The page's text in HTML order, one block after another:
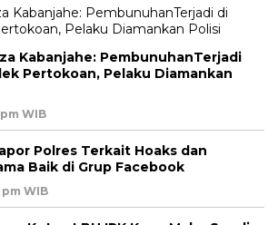
Kabanjahe: PembunuhanTerjadi
Pertokoan, Pelaku Diamankan
WIB
Polres Terkait Hoaks dan
Baik di Grup Facebook
pm WIB